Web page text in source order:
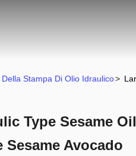
Stampa Di Olio Idraulico>
Type Sesame
Avocado